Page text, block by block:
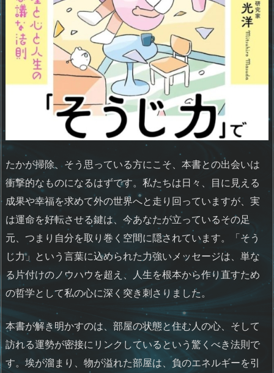
たかが掃除、そう思っている方にこそ、本書との出会いは
衝撃的なものになるはずです。私たちは日々、目に見える
成果や幸福を求めて外の世界へと走り回っていますが、実
は運命を好転させる鍵は、今あなたが立っているその足
元、つまり自分を取り巻く空間に隠されています。「そう
じ力」という言葉に込められた力強いメッセージは、単な
る片付けのノウハウを超え、人生を根本から作り直すため
の哲学として私の心に深く突き刺さりました。
本書が解き明かすのは、部屋の状態と住む人の心、そして
訪れる運勢が密接にリンクしているという驚くべき法則で
す。埃が溜まり、物が溢れた部屋は、負のエネルギーを引